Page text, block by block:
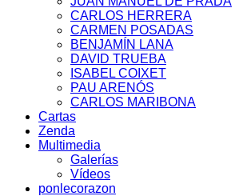
CARLOS HERRERA
CARMEN POSADAS
BENJAMÍN LANA
DAVID TRUEBA
ISABEL COIXET
PAU ARENÓS
CARLOS MARIBONA
Cartas
Zenda
Multimedia
Galerías
Vídeos
ponlecorazon